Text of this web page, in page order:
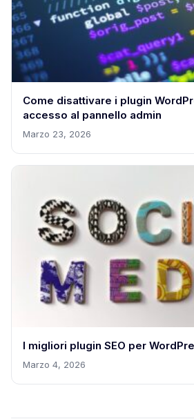
Come disattivare i plugin
accesso al pannello admin
Marzo 23, 2026
I migliori plugin SEO per
Marzo 4, 2026